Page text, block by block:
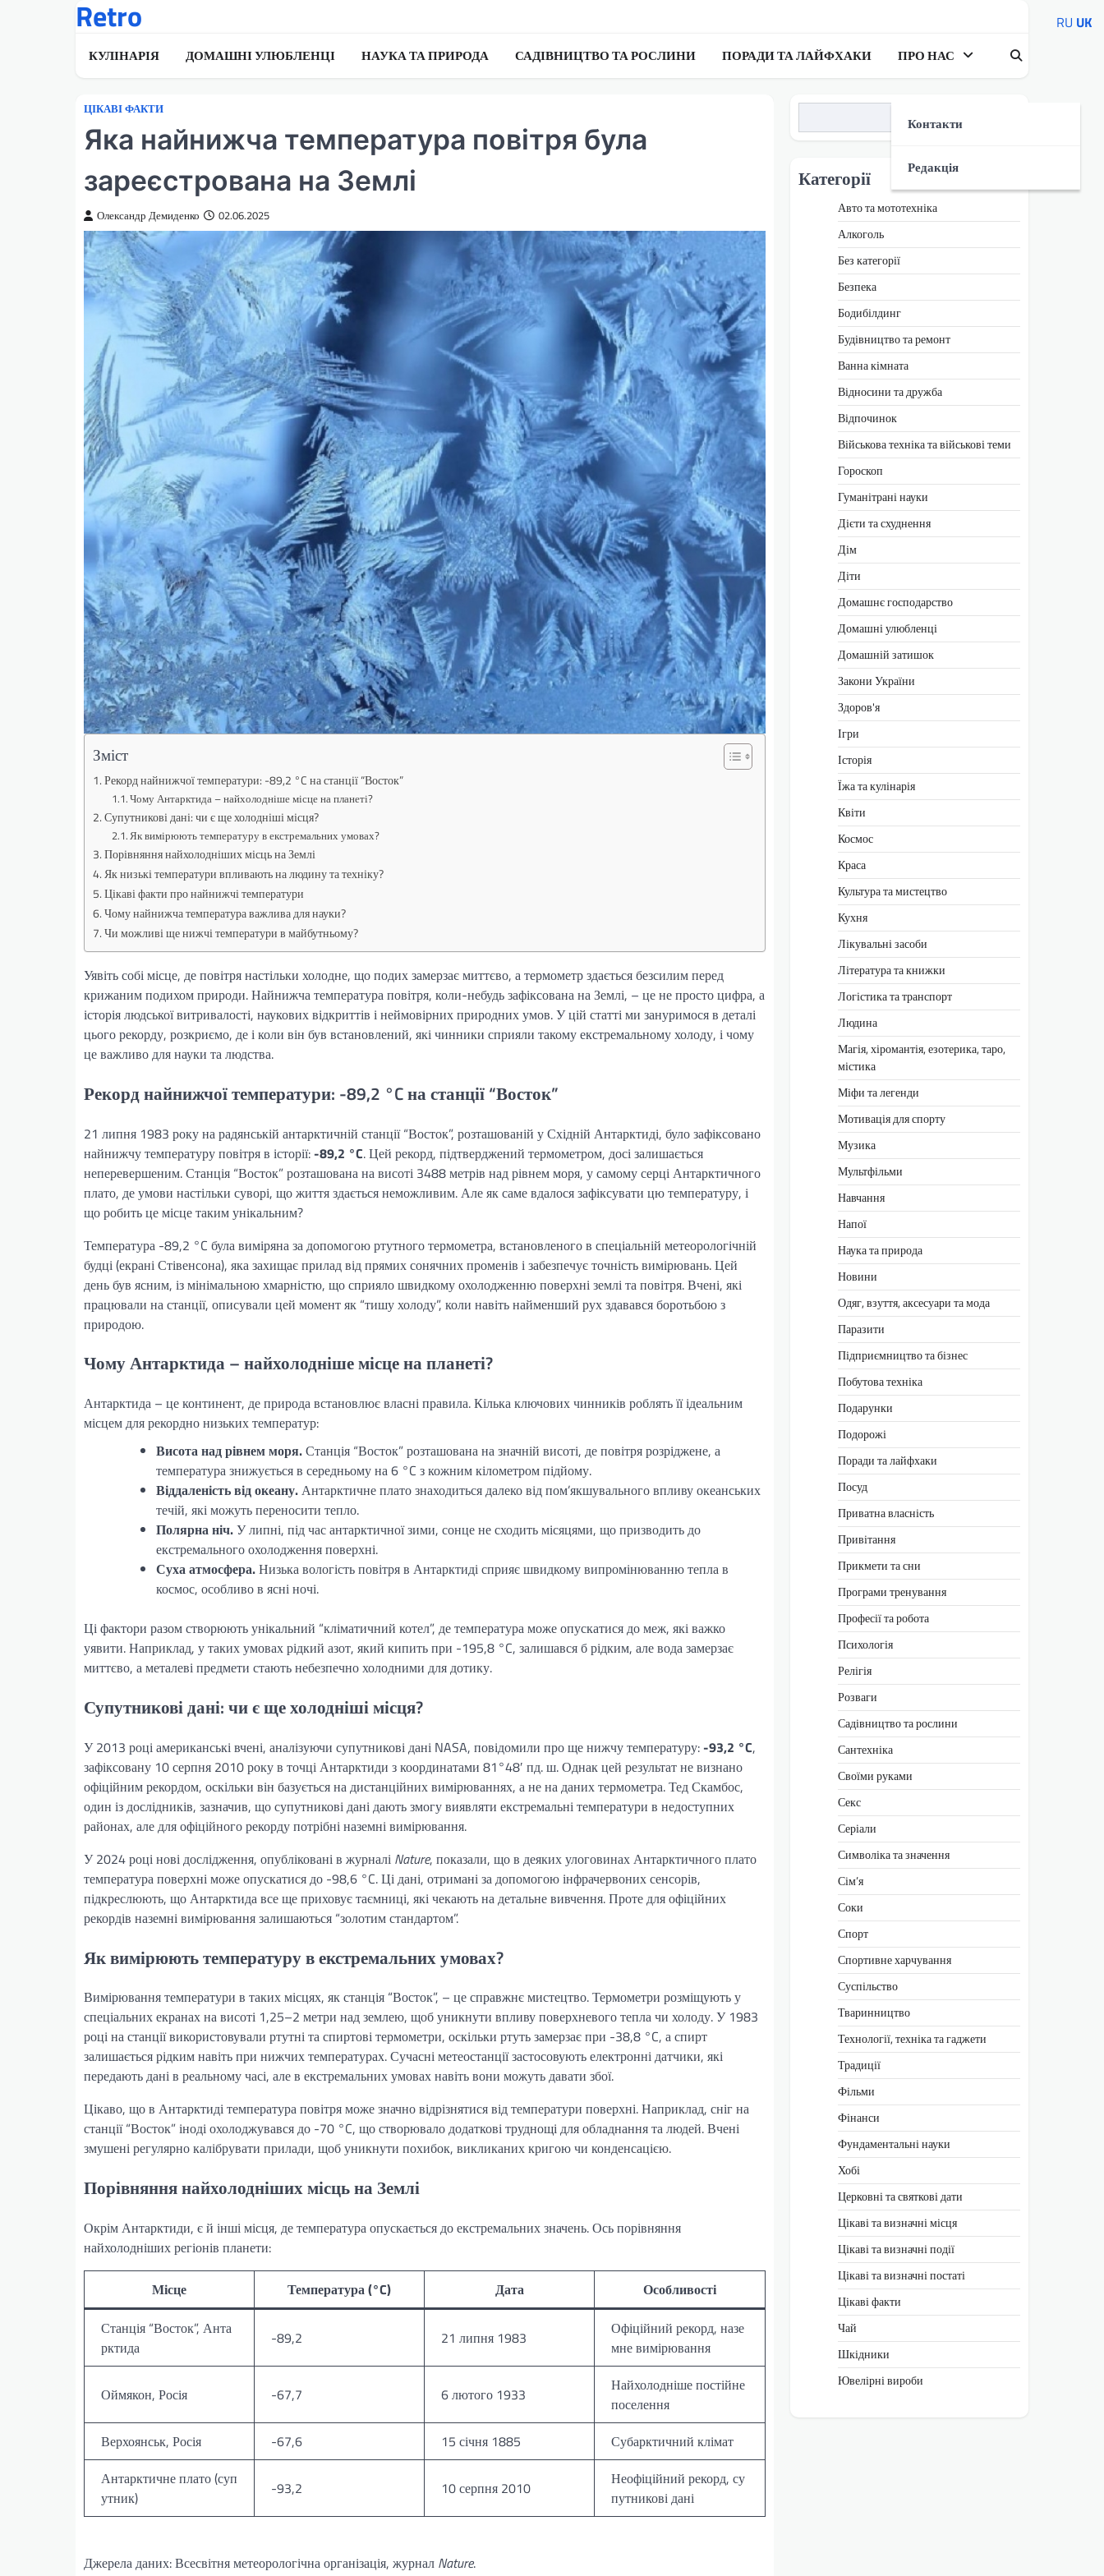
Retro
КУЛІНАРІЯ ДОМАШНІ УЛЮБЛЕНЦІ НАУКА ТА ПРИРОДА САДІВНИЦТВО ТА РОСЛИНИ ПОРАДИ ТА ЛАЙФХАКИ ПРО НАС
Контакти
Редакція
ЦІКАВІ ФАКТИ
Яка найнижча температура повітря була
зареєстрована на Землі
Олександр Демиденко 02.06.2025
Зміст
Рекорд найнижчої температури: -89,2 °C на станції “Восток”
Чому Антарктида – найхолодніше місце на планеті?
Супутникові дані: чи є ще холодніші місця?
Як вимірюють температуру в екстремальних умовах?
Порівняння найхолодніших місць на Землі
Як низькі температури впливають на людину та техніку?
Цікаві факти про найнижчі температури
Чому найнижча температура важлива для науки?
Чи можливі ще нижчі температури в майбутньому?
Уявіть собі місце, де повітря настільки холодне, що подих замерзає миттєво, а термометр здається безсилим перед
крижаним подихом природи. Найнижча температура повітря, коли-небудь зафіксована на Землі, – це не просто цифра, а
історія людської витривалості, наукових відкриттів і неймовірних природних умов. У цій статті ми зануримося в деталі
цього рекорду, розкриємо, де і коли він був встановлений, які чинники сприяли такому екстремальному холоду, і чому
це важливо для науки та людства.
Рекорд найнижчої температури: -89,2 °C на станції “Восток”
21 липня 1983 року на радянській антарктичній станції “Восток”, розташованій у Східній Антарктиді, було зафіксовано
найнижчу температуру повітря в історії: -89,2 °C. Цей рекорд, підтверджений термометром, досі залишається
неперевершеним. Станція “Восток” розташована на висоті 3488 метрів над рівнем моря, у самому серці Антарктичного
плато, де умови настільки суворі, що життя здається неможливим. Але як саме вдалося зафіксувати цю температуру, і
що робить це місце таким унікальним?
Температура -89,2 °C була виміряна за допомогою ртутного термометра, встановленого в спеціальній метеорологічній
будці (екрані Стівенсона), яка захищає прилад від прямих сонячних променів і забезпечує точність вимірювань. Цей
день був ясним, із мінімальною хмарністю, що сприяло швидкому охолодженню поверхні землі та повітря. Вчені, які
працювали на станції, описували цей момент як “тишу холоду”, коли навіть найменший рух здавався боротьбою з
природою.
Чому Антарктида – найхолодніше місце на планеті?
Антарктида – це континент, де природа встановлює власні правила. Кілька ключових чинників роблять її ідеальним
місцем для рекордно низьких температур:
Висота над рівнем моря.Станція “Восток” розташована на значній висоті, де повітря розріджене, а
температура знижується в середньому на 6 °C з кожним кілометром підйому.
Віддаленість від океану.Антарктичне плато знаходиться далеко від пом’якшувального впливу океанських
течій, які можуть переносити тепло.
Полярна ніч.У липні, під час антарктичної зими, сонце не сходить місяцями, що призводить до
екстремального охолодження поверхні.
Суха атмосфера.Низька вологість повітря в Антарктиді сприяє швидкому випромінюванню тепла в
космос, особливо в ясні ночі.
Ці фактори разом створюють унікальний “кліматичний котел”, де температура може опускатися до меж, які важко
уявити. Наприклад, у таких умовах рідкий азот, який кипить при -195,8 °C, залишався б рідким, але вода замерзає
миттєво, а металеві предмети стають небезпечно холодними для дотику.
Супутникові дані: чи є ще холодніші місця?
У 2013 році американські вчені, аналізуючи супутникові дані NASA, повідомили про ще нижчу температуру: -93,2 °C,
зафіксовану 10 серпня 2010 року в точці Антарктиди з координатами 81°48′ пд. ш. Однак цей результат не визнано
офіційним рекордом, оскільки він базується на дистанційних вимірюваннях, а не на даних термометра. Тед Скамбос,
один із дослідників, зазначив, що супутникові дані дають змогу виявляти екстремальні температури в недоступних
районах, але для офіційного рекорду потрібні наземні вимірювання.
У 2024 році нові дослідження, опубліковані в журналі Nature, показали, що в деяких улоговинах Антарктичного плато
температура поверхні може опускатися до -98,6 °C. Ці дані, отримані за допомогою інфрачервоних сенсорів,
підкреслюють, що Антарктида все ще приховує таємниці, які чекають на детальне вивчення. Проте для офіційних
рекордів наземні вимірювання залишаються “золотим стандартом”.
Як вимірюють температуру в екстремальних умовах?
Вимірювання температури в таких місцях, як станція “Восток”, – це справжнє мистецтво. Термометри розміщують у
спеціальних екранах на висоті 1,25–2 метри над землею, щоб уникнути впливу поверхневого тепла чи холоду. У 1983
році на станції використовували ртутні та спиртові термометри, оскільки ртуть замерзає при -38,8 °C, а спирт
залишається рідким навіть при нижчих температурах. Сучасні метеостанції застосовують електронні датчики, які
передають дані в реальному часі, але в екстремальних умовах навіть вони можуть давати збої.
Цікаво, що в Антарктиді температура повітря може значно відрізнятися від температури поверхні. Наприклад, сніг на
станції “Восток” іноді охолоджувався до -70 °C, що створювало додаткові труднощі для обладнання та людей. Вчені
змушені регулярно калібрувати прилади, щоб уникнути похибок, викликаних кригою чи конденсацією.
Порівняння найхолодніших місць на Землі
Окрім Антарктиди, є й інші місця, де температура опускається до екстремальних значень. Ось порівняння
найхолодніших регіонів планети:
Місце Температура (°C) Дата
Особливості
Станція “Восток”, Анта
рктида
-89,2 21 липня 1983
Офіційний рекорд, назе
мне вимірювання
Оймякон, Росія -67,7 6 лютого 1933
Найхолодніше постійне
поселення
Верхоянськ, Росія
-67,6 15 січня 1885
Субарктичний клімат
Антарктичне плато (суп
утник)
-93,2 10 серпня 2010
Неофіційний рекорд, су
путникові дані
Джерела даних: Всесвітня метеорологічна організація, журнал Nature.
Категорії
Авто та мототехніка
Алкоголь
Без категорії
Безпека
Бодибілдинг
Будівництво та ремонт
Ванна кімната
Відносини та дружба
Відпочинок
Військова техніка та військові теми
Гороскоп
Гуманітрані науки
Дієти та схуднення
Дім
Діти
Домашнє господарство
Домашні улюбленці
Домашній затишок
Закони України
Здоров'я
Ігри
Історія
Їжа та кулінарія
Квіти
Космос
Краса
Культура та мистецтво
Кухня
Лікувальні засоби
Література та книжки
Логістика та транспорт
Людина
Магія, хіромантія, езотерика, таро,
містика
Міфи та легенди
Мотивація для спорту
Музика
Мультфільми
Навчання
Напої
Наука та природа
Новини
Одяг, взуття, аксесуари та мода
Паразити
Підприємництво та бізнес
Побутова техніка
Подарунки
Подорожі
Поради та лайфхаки
Посуд
Приватна власність
Привітання
Прикмети та сни
Програми тренування
Професії та робота
Психологія
Релігія
Розваги
Садівництво та рослини
Сантехніка
Своїми руками
Секс
Серіали
Символіка та значення
Сім’я
Соки
Спорт
Спортивне харчування
Суспільство
Тваринництво
Технології, техніка та гаджети
Традиції
Фільми
Фінанси
Фундаментальні науки
Хобі
Церковні та святкові дати
Цікаві та визначні місця
Цікаві та визначні події
Цікаві та визначні постаті
Цікаві факти
Чай
Шкідники
Ювелірні вироби
RU UK